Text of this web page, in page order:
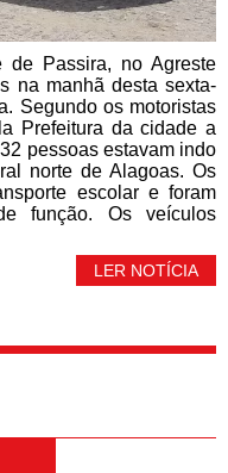
de Passira, no Agreste
na manhã desta sexta-
Segundo os motoristas
Prefeitura da cidade a
pessoas estavam indo
norte de Alagoas. Os
escolar e foram
função. Os veículos
LER NOTÍCIA